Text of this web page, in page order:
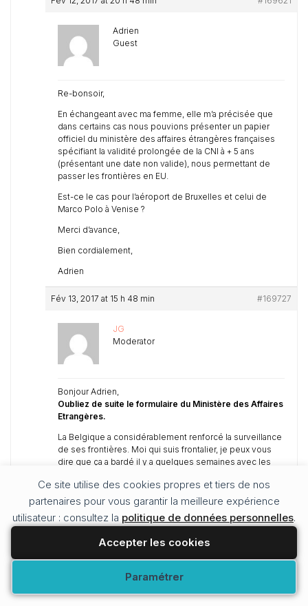
Ce site utilise des cookies propres et tiers de nos
partenaires pour vous garantir la meilleure expérience
utilisateur : consultez la politique de données personnelles.
Accepter les cookies
Paramétrer
Modifier vos préférences
Adrien
Guest
Re-bonsoir,
En échangeant avec ma femme, elle m’a précisée que
dans certains cas nous pouvions présenter un papier
officiel du ministère des affaires étrangères françaises
spécifiant la validité prolongée de la CNI à + 5 ans
(présentant une date non valide), nous permettant de
passer les frontières en EU.
Est-ce le cas pour l’aéroport de Bruxelles et celui de
Marco Polo à Venise ?
Merci d’avance,
Bien cordialement,
Adrien
Fév 13, 2017 at 15 h 48 min #169727
JG
Moderator
Bonjour Adrien,
Oubliez de suite le formulaire du Ministère des Affaires
Etrangères.
La Belgique a considérablement renforcé la surveillance
de ses frontières. Moi qui suis frontalier, je peux vous
dire que ça a bardé il y a quelques semaines avec les
France…
La position de la Belgique a évolué :c’est NON !Elle ne
reconnaît pas le fameux décret de 2013… Tout cela bien
dans ce pays.
d’Oscitere en date du 29 et 30 janvier 2017. Tout